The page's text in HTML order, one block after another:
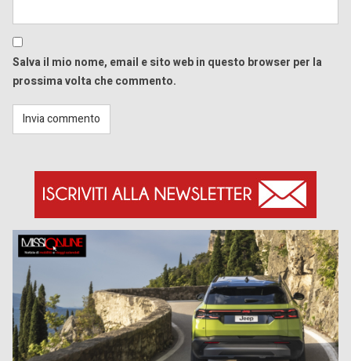
Salva il mio nome, email e sito web in questo browser per la
prossima volta che commento.